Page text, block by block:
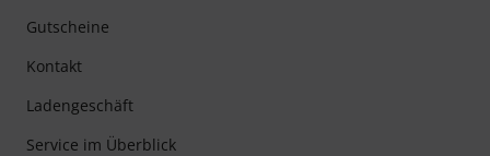
Gutscheine
Kontakt
Ladengeschäft
Service im Überblick